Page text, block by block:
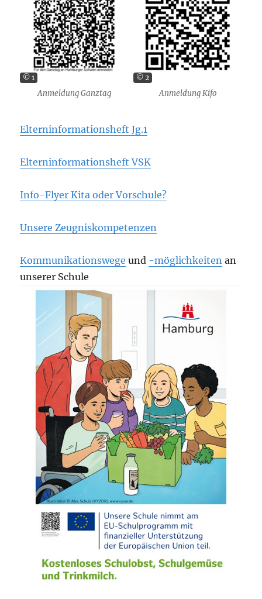
© 1
Anmeldung Ganztag
© 2
Anmeldung Kifo
Elterninformationsheft Jg.1
Elterninformationsheft VSK
Info-Flyer Kita oder Vorschule?
Unsere Zeugniskompetenzen
Kommunikationswege und -möglichkeiten an
unserer Schule